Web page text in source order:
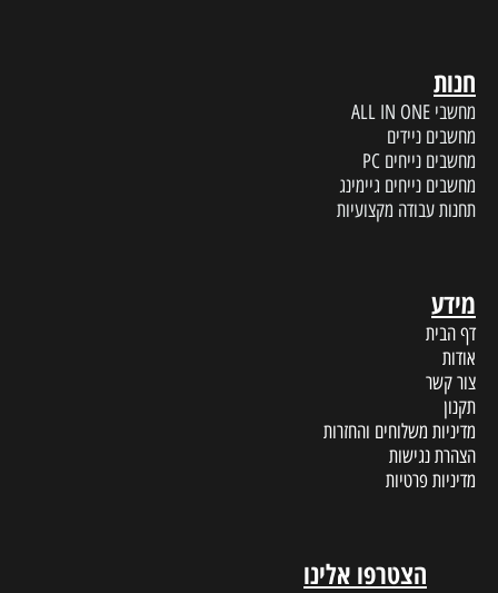
חנות
מחשבי ALL IN ONE
מחשבים ניידים
מחשבים נייחים PC
מחשבים נייחים גיימינג
תחנות עבודה מקצועיות
מידע
דף הבית
אודות
צור קשר
תקנון
מדיניות משלוחים והחזרות
הצהרת נגישות
מדיניות פרטיות
הצטרפו אלינו